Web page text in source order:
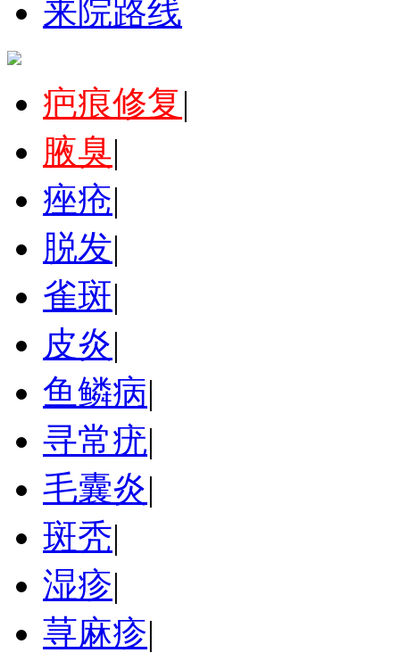
来院路线
疤痕修复|
腋臭|
痤疮|
脱发|
雀斑|
皮炎|
鱼鳞病|
寻常疣|
毛囊炎|
斑秃|
湿疹|
荨麻疹|